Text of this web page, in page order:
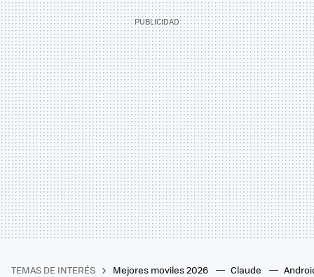
TEMAS DE INTERÉS Mejores moviles 2026 Claude